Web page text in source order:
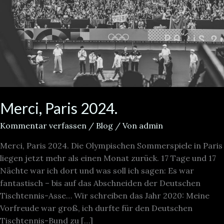
Merci, Paris 2024.
Kommentar verfassen / Blog / Von admin
Merci, Paris 2024. Die Olympischen Sommerspiele in Paris
liegen jetzt mehr als einen Monat zurück. 17 Tage und 17
Nächte war ich dort und was soll ich sagen: Es war
fantastisch – bis auf das Abschneiden der Deutschen
Tischtennis-Asse… Wir schreiben das Jahr 2020: Meine
Vorfreude war groß, ich durfte für den Deutschen
Tischtennis-Bund zu […]